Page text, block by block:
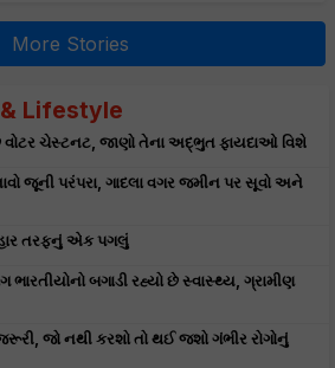
More Stories
Lifestyle
વોટર ચેસ્ટનટ, જાણો તેના અદ્ભુત ફાયદાઓ વિશે
જૂની પરંપરા, ગાદલા વગર જમીન પર સૂવો અને
તરફનું એક પગલું
બગાડી રહ્યો છે સ્વાસ્થ્ય, ગ્રામીણ
જો નથી કરશો તો થઈ જશો ગંભીર રોગોનું